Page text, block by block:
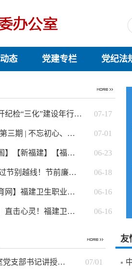
态 党建专栏 党纪法
07-17
校纪委召开纪检“三化”建设年行动推进会
07-01
清风传廉·第三期 | 不忘初心、牢记使命…
06-23
【学习强国】【新福建】【福建教育网】…
06-18
新风正气|过节别越线！节前廉洁提醒请…
06-16
【福建教育网】福建卫生职业技术学院举…
06-16
【新福建】直击心灵！福建卫职院这场清…
07/01
纪委办公室党支部书记讲授专题党课
友